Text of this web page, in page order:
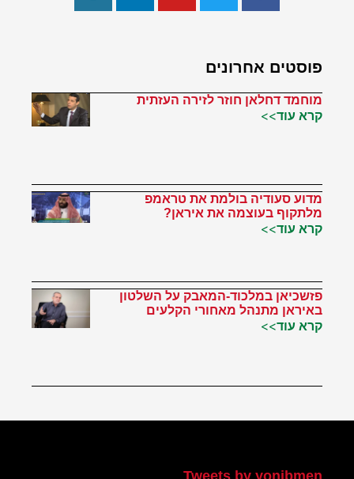
פוסטים אחרונים
מוחמד דחלאן חוזר לזירה העזתית
קרא עוד>>
מדוע סעודיה בולמת את טראמפ
מלתקוף בעוצמה את איראן?
קרא עוד>>
פזשכיאן במלכוד-המאבק על השלטון
באיראן מתנהל מאחורי הקלעים
קרא עוד>>